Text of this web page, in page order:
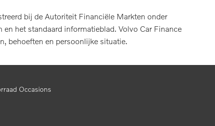
bij de Autoriteit Financiële Markten onder
het standaard informatieblad. Volvo Car Finance
behoeften en persoonlijke situatie.
Occasions